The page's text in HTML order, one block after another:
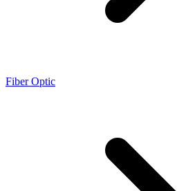
Fiber Optic